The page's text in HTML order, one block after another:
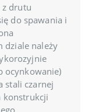
z drutu
do spawania i
dziale należy
ocynkowanie)
stali czarnej
konstrukcji